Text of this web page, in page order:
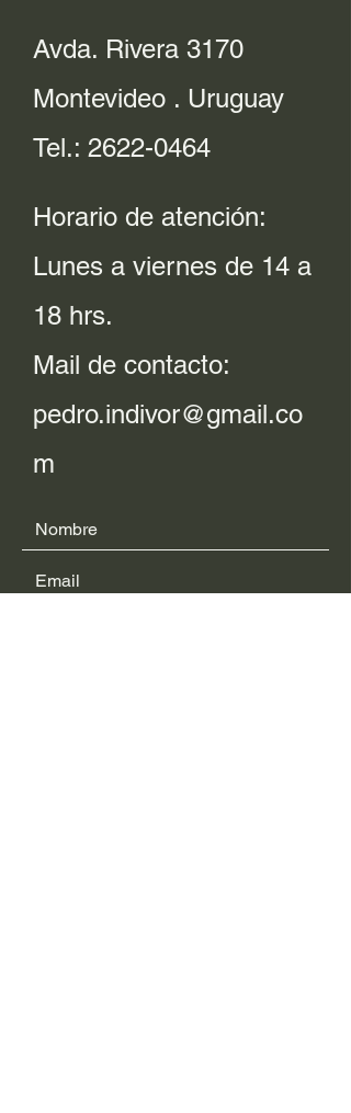
Avda. Rivera 3170
Montevideo . Uruguay
Tel.: 2622-0464
Horario de atención:
Lunes a viernes de 14 a
18 hrs.
Mail de contacto:
pedro.indivor@gmail.co
m